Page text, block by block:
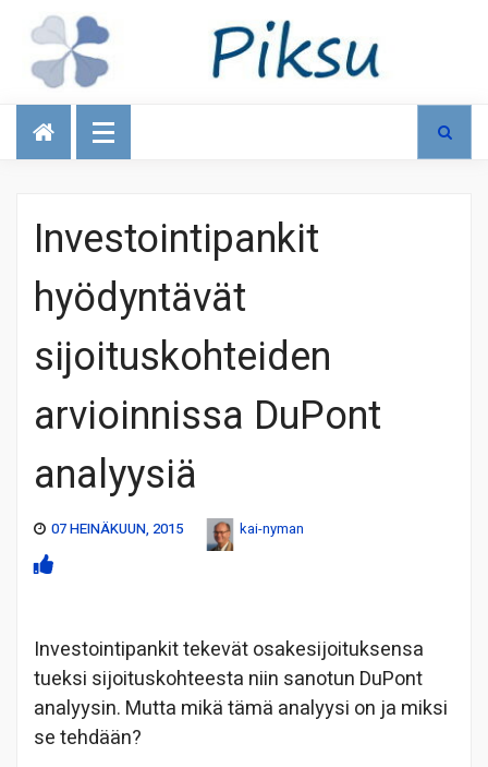
Talous
Investointipankit
hyödyntävät
sijoituskohteiden
arvioinnissa DuPont
analyysiä
07 HEINÄKUUN, 2015 kai-nyman
Investointipankit tekevät osakesijoituksensa
tueksi sijoituskohteesta niin sanotun DuPont
analyysin. Mutta mikä tämä analyysi on ja miksi
se tehdään?